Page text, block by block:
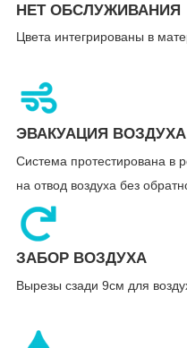
НЕТ ОБСЛУЖИВАНИЯ
Цвета интегрированы в
ЭВАКУАЦИЯ ВОЗДУХА
Система протестирована в
на отвод воздуха без
ЗАБОР ВОЗДУХА
Вырезы сзади 9см для